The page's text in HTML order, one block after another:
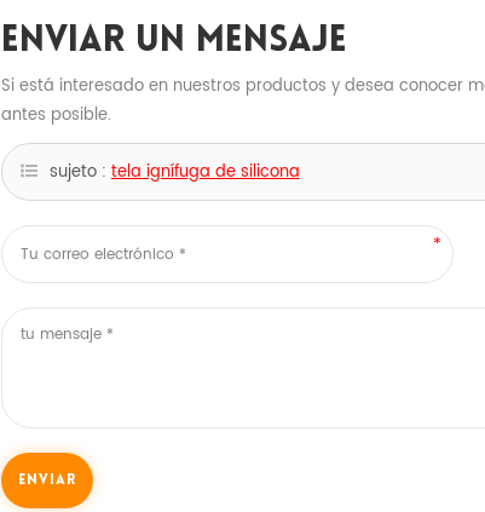
Enviar Un Mensaje
Si está interesado en nuestros productos y desea conocer
antes posible.
sujeto :tela ignífuga de silicona